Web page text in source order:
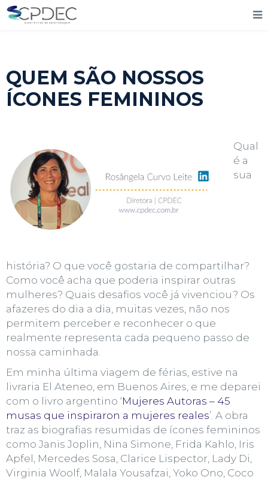
QUEM SÃO NOSSOS
ÍCONES FEMININOS
Qual
é a
sua
história? O que você gostaria de compartilhar?
Como você acha que poderia inspirar outras
mulheres? Quais desafios você já vivenciou? Os
afazeres do dia a dia, muitas vezes, não nos
permitem perceber e reconhecer o que
realmente representa cada pequeno passo de
nossa caminhada.
Em minha última viagem de férias, estive na
livraria El Ateneo, em Buenos Aires, e me deparei
com o livro argentino ‘Mujeres Autoras – 45
musas que inspiraron a mujeres reales’. A obra
traz as biografias resumidas de ícones femininos
como Janis Joplin, Nina Simone, Frida Kahlo, Iris
Apfel, Mercedes Sosa, Clarice Lispector, Lady Di,
Virginia Woolf, Malala Yousafzai, Yoko Ono, Coco